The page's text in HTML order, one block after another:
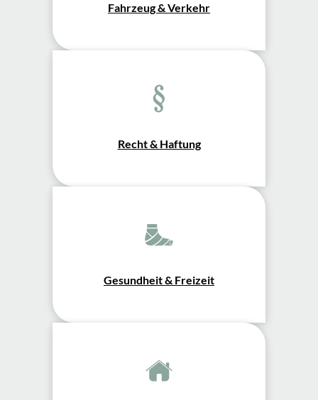
Fahrzeug & Verkehr
Recht & Haftung
Gesundheit & Freizeit